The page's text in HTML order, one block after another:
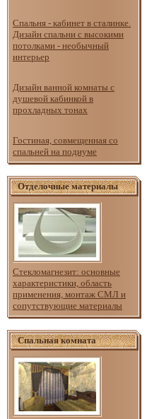
Спальня - кабинет в сталинке.
Дизайн спальни с высокими
потолками - необычный
интерьер
Дизайн ванной комнаты с
душевой кабинкой в
прохладных тонах
Гостиная, совмещенная со
спальней на подиуме
Отделочные материалы
Стекломагнезит: основные
характеристики, область
применения, монтаж СМЛ и
сопутствующие материалы
Спальная комната